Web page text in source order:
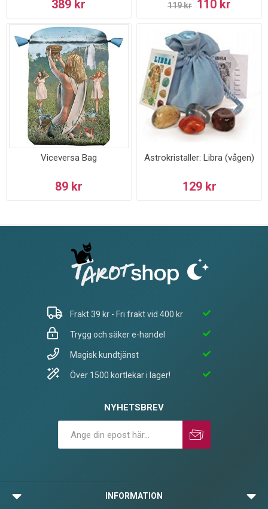
389 kr 119 kr 110 kr
Viceversa Bag
89 kr
Astrokristaller: Libra (vågen)
129 kr
Frakt 39 kr - Fri frakt vid 400 kr
Trygg och säker e-handel
Magisk kundtjänst
Över 1500 kortlekar i lager!
NYHETSBREV
INFORMATION